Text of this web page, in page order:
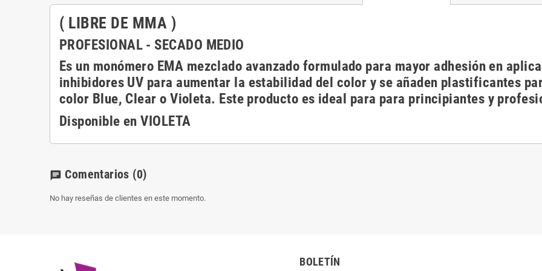
( LIBRE DE MMA )
PROFESIONAL - SECADO MEDIO
Es un monómero EMA mezclado avanzado formulado para mayor adhesión en
inhibidores UV para aumentar la estabilidad del color y se añaden plastificantes
color Blue, Clear o Violeta. Este producto es ideal para para principiantes y
Disponible en VIOLETA
chat Comentarios (0)
No hay reseñas de clientes en este momento.
BOLETÍN